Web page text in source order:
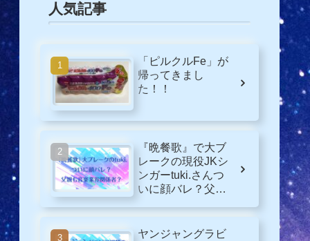
人気記事
「ピルクルFe」が
帰ってきまし
た！！
『晩餐歌』で大ブ
レークの現役JKシ
ンガーtuki.さんつ
いに顔バレ？父親
ヤンジャングラビ